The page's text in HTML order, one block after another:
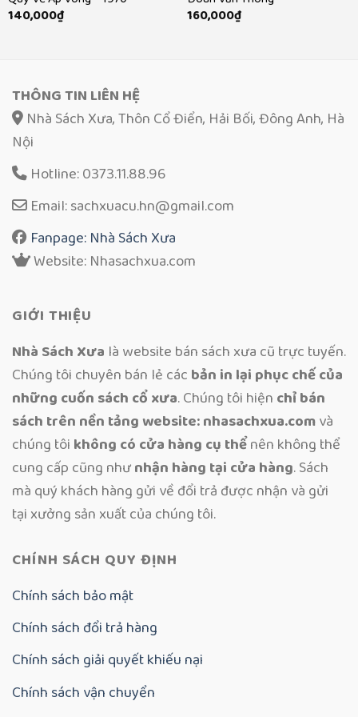
140,000₫
160,000₫
THÔNG TIN LIÊN HỆ
Nhà Sách Xưa, Thôn Cổ Điển, Hải Bối, Đông Anh, Hà
Nội
Hotline: 0373.11.88.96
Email: sachxuacu.hn@gmail.com
Fanpage: Nhà Sách Xưa
Website: Nhasachxua.com
GIỚI THIỆU
Nhà Sách Xưa là website bán sách xưa cũ trực tuyến.
Chúng tôi chuyên bán lẻ các bản in lại phục chế của
những cuốn sách cổ xưa. Chúng tôi hiện chỉ bán
sách trên nền tảng website: nhasachxua.comvà
chúng tôi không có cửa hàng cụ thểnên không thể
cung cấp cũng nhưnhận hàng tại cửa hàng. Sách
mà quý khách hàng gửi về đổi trả được nhận và gửi
tại xưởng sản xuất của chúng tôi.
CHÍNH SÁCH QUY ĐỊNH
Chính sách bảo mật
Chính sách đổi trả hàng
Chính sách giải quyết khiếu nại
Chính sách vận chuyển